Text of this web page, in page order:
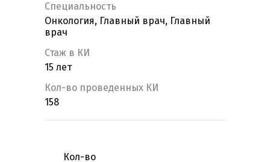
Специальность
Онкология, Главный врач, Главный
врач
Стаж в КИ
15 лет
Кол-во проведенных КИ
158
Кол-во